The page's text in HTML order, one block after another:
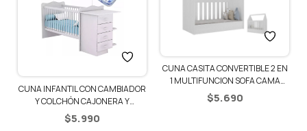
CUNA INFANTIL CON CAMBIADOR
Y COLCHÓN CAJONERA Y
ESTANTES – BLANCO/AZUL
$5.990
CUNA CASITA CONVERTIBLE 2 EN
1 MULTIFUNCION SOFA CAMA
CORRAL
$5.690